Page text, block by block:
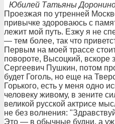
Юбилей Татьяны
Проезжая по утренней
привычке здороваюсь с
лежит мой путь. Езжу я не
— тем более, так что
Первым на моей трассе
повороте, Высоцкий,
Сергеевич Пушкин, потом
будет Гоголь, но еще на
Горького, есть у меня одно
человеку живому, в зените
великой русской актрисе
не без волнения:
Это — в обычные будни, а